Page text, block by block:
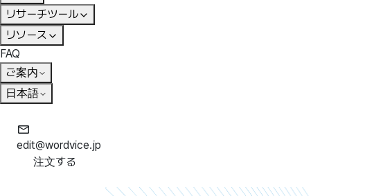
リサーチツール
リソース
FAQ
ご案内
日本語
edit@wordvice.jp
注文する